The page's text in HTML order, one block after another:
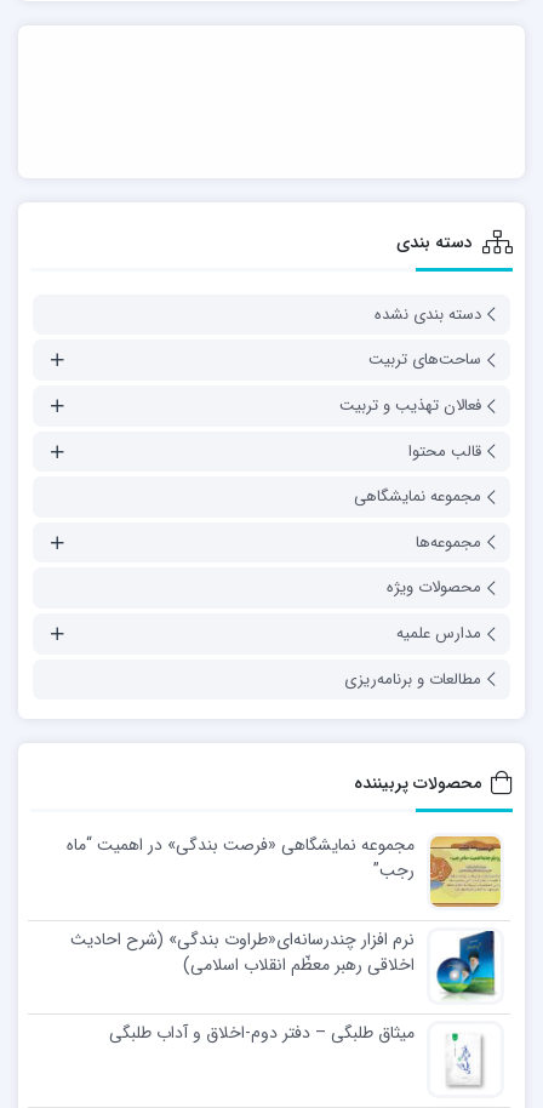
دسته بندی
دسته بندی نشده
ساحت‌های تربیت
فعالان تهذیب و تربیت
قالب محتوا
مجموعه نمایشگاهی
مجموعه‌ها
محصولات ویژه
مدارس علمیه
مطالعات و برنامه‌ریزی
محصولات پربیننده
مجموعه نمایشگاهی «فرصت بندگی» در اهمیت “ماه
رجب”
نرم افزار چندرسانه‌ای«طراوت بندگی» (شرح احادیث
اخلاقی رهبر معظّم انقلاب اسلامی)
میثاق طلبگی – دفتر دوم-اخلاق و آداب طلبگی